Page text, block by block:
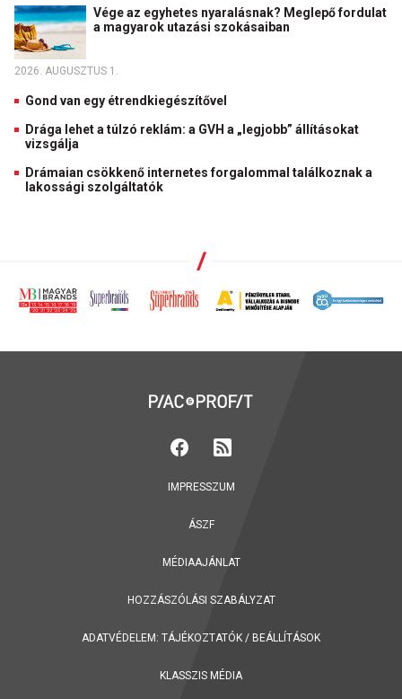
Vége az egyhetes nyaralásnak? Meglepő fordulat
a magyarok utazási szokásaiban
2026. AUGUSZTUS 1.
Gond van egy étrendkiegészítővel
Drága lehet a túlzó reklám: a GVH a „legjobb” állításokat
vizsgálja
Drámaian csökkenő internetes forgalommal találkoznak a
lakossági szolgáltatók
IMPRESSZUM
ÁSZF
MÉDIAAJÁNLAT
HOZZÁSZÓLÁSI SZABÁLYZAT
ADATVÉDELEM: TÁJÉKOZTATÓK / BEÁLLÍTÁSOK
KLASSZIS MÉDIA